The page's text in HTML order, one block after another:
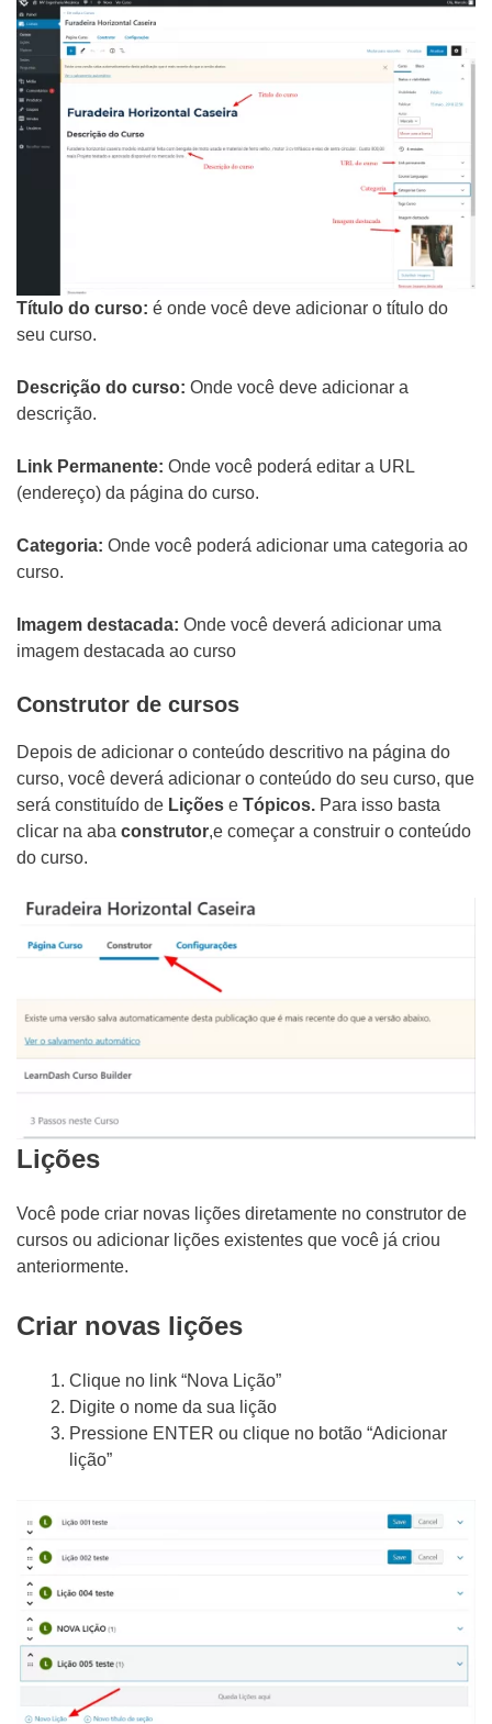
Título do curso: é onde você deve adicionar o título do
seu curso.
Descrição do curso: Onde você deve adicionar a
descrição.
Link Permanente: Onde você poderá editar a URL
(endereço) da página do curso.
Categoria: Onde você poderá adicionar uma categoria ao
curso.
Imagem destacada: Onde você deverá adicionar uma
imagem destacada ao curso
Construtor de cursos
Depois de adicionar o conteúdo descritivo na página do
curso, você deverá adicionar o conteúdo do seu curso, que
será constituído de Lições e Tópicos. Para isso basta
clicar na aba construtor,e começar a construir o conteúdo
do curso.
Lições
Você pode criar novas lições diretamente no construtor de
cursos ou adicionar lições existentes que você já criou
anteriormente.
Criar novas lições
Clique no link “Nova Lição”
Digite o nome da sua lição
Pressione ENTER ou clique no botão “Adicionar
lição”